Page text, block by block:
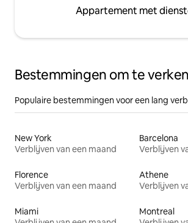
Appartement met
Bestemmingen om te
Populaire bestemmingen voor een lang
New York
Verblijven van een maand
Barcelona
Verblijven
Florence
Verblijven van een maand
Athene
Verblijven
Miami
Montreal